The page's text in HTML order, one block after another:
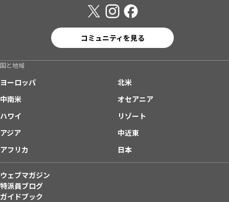
コミュニティを見る
国と地域
ヨーロッパ
北米
中南米
オセアニア
ハワイ
リゾート
アジア
中近東
アフリカ
日本
ウェブマガジン
特派員ブログ
ガイドブック